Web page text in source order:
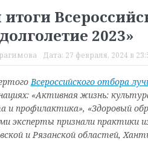
2023»
Дата: 27 февраля, 2024 в
Всероссийского отбора
«Активнаяжизнь:
и профилактика», «Здоровый
эксперты признали практики
и Рязанскойобластей,